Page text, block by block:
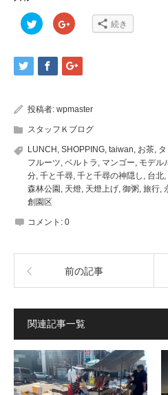
ク
リ
し
て
Twitter
で
(新
し
ウ
ィ
ン
ド
ウ
で
開
き
ま
す)
ク
リ
し
て
Google+
で
し
ウ
ィ
ン
ド
ウ
で
開
き
ま
続き
投稿者: wpmaster
スタッフＫブログ
LUNCH , SHOPPING, taiwan, お茶,
フルーツ, ベルトラ , マンゴー, モデル
分, 千と千尋, 千と千尋の神隠し , 台北,
森林公園 , 天燈, 天燈上げ, 御粥, 旅行,
創園区
コメント: 0
前の記事
関連記事一覧